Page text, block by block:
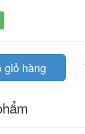
giỏ hàng